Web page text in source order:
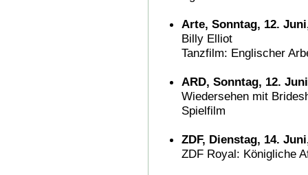
Arte, Sonntag, 12.
Billy Elliot
Tanzfilm: Englischer
ARD, Sonntag, 12.
Wiedersehen mit
Spielfilm
ZDF, Dienstag, 14.
ZDF Royal: Königliche